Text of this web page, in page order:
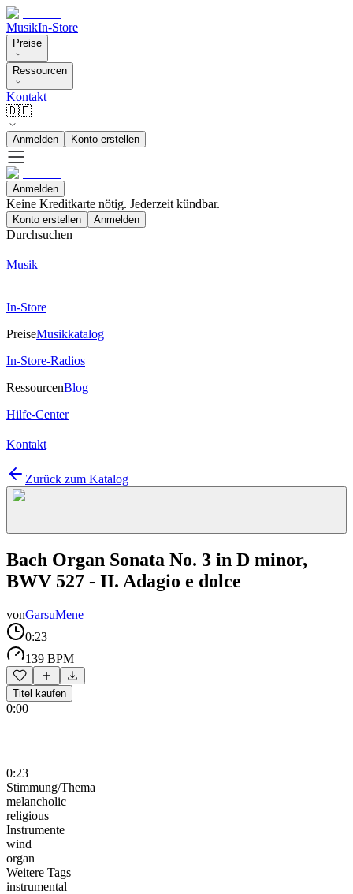
MusikIn-Store
Preise
Ressourcen
Kontakt
🇩🇪
Anmelden Konto erstellen
Anmelden
Keine Kreditkarte nötig. Jederzeit kündbar.
Konto erstellen Anmelden
Durchsuchen
Musik
In-Store
PreiseMusikkatalog
In-Store-Radios
RessourcenBlog
Hilfe-Center
Kontakt
Zurück zum Katalog
Bach Organ Sonata No. 3 in D minor,
BWV 527 - II. Adagio e dolce
vonGarsuMene
0:23
139 BPM
Titel kaufen
0:00
0:23
Stimmung/Thema
melancholic
religious
Instrumente
wind
organ
Weitere Tags
instrumental